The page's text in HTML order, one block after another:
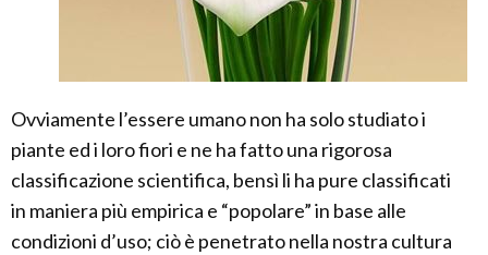
Ovviamente l’essere umano non ha solo studiato i
piante ed i loro fiori e ne ha fatto una rigorosa
classificazione scientifica, bensì li ha pure classificati
in maniera più empirica e “popolare” in base alle
condizioni d’uso; ciò è penetrato nella nostra cultura